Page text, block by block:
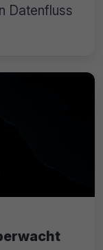
Datenfluss